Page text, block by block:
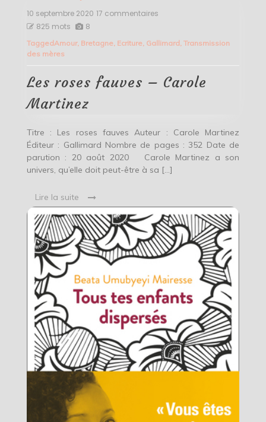
10 septembre 2020 17 commentaires
fauves
Martinez
825 mots 8
TaggedAmour, Bretagne, Ecriture, Gallimard, Transmission
des mères
Les roses fauves – Carole
Martinez
Titre : Les roses fauves Auteur : Carole Martinez
Éditeur : Gallimard Nombre de pages : 352 Date de
parution : 20 août 2020 Carole Martinez a son
univers, qu’elle doit peut-être à sa […]
Lire la suite